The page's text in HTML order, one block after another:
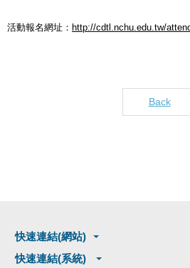
活動報名網址： http://cdtl.nchu.edu.tw/
Back
快速連結(網站)
快速連結(系統)